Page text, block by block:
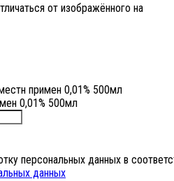
от изображённого на
0,01% 500мл
персональных данных в
данных